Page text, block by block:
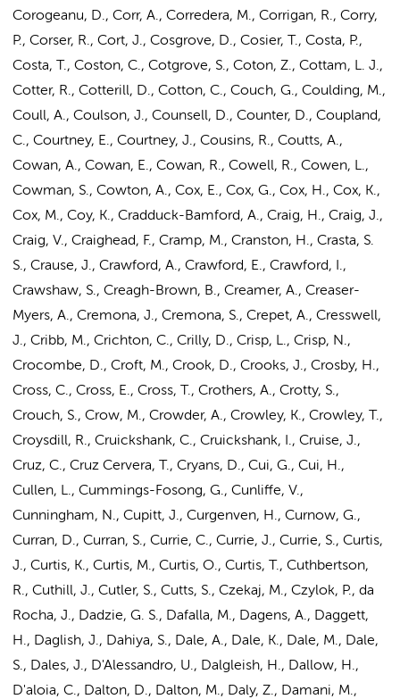
Corogeanu, D., Corr, A., Corredera, M., Corrigan, R., Corry,
P., Corser, R., Cort, J., Cosgrove, D., Cosier, T., Costa, P.,
Costa, T., Coston, C., Cotgrove, S., Coton, Z., Cottam, L. J.,
Cotter, R., Cotterill, D., Cotton, C., Couch, G., Coulding, M.,
Coull, A., Coulson, J., Counsell, D., Counter, D., Coupland,
C., Courtney, E., Courtney, J., Cousins, R., Coutts, A.,
Cowan, A., Cowan, E., Cowan, R., Cowell, R., Cowen, L.,
Cowman, S., Cowton, A., Cox, E., Cox, G., Cox, H., Cox, K.,
Cox, M., Coy, K., Cradduck-Bamford, A., Craig, H., Craig, J.,
Craig, V., Craighead, F., Cramp, M., Cranston, H., Crasta, S.
S., Crause, J., Crawford, A., Crawford, E., Crawford, I.,
Crawshaw, S., Creagh-Brown, B., Creamer, A., Creaser-
Myers, A., Cremona, J., Cremona, S., Crepet, A., Cresswell,
J., Cribb, M., Crichton, C., Crilly, D., Crisp, L., Crisp, N.,
Crocombe, D., Croft, M., Crook, D., Crooks, J., Crosby, H.,
Cross, C., Cross, E., Cross, T., Crothers, A., Crotty, S.,
Crouch, S., Crow, M., Crowder, A., Crowley, K., Crowley, T.,
Croysdill, R., Cruickshank, C., Cruickshank, I., Cruise, J.,
Cruz, C., Cruz Cervera, T., Cryans, D., Cui, G., Cui, H.,
Cullen, L., Cummings-Fosong, G., Cunliffe, V.,
Cunningham, N., Cupitt, J., Curgenven, H., Curnow, G.,
Curran, D., Curran, S., Currie, C., Currie, J., Currie, S., Curtis,
J., Curtis, K., Curtis, M., Curtis, O., Curtis, T., Cuthbertson,
R., Cuthill, J., Cutler, S., Cutts, S., Czekaj, M., Czylok, P., da
Rocha, J., Dadzie, G. S., Dafalla, M., Dagens, A., Daggett,
H., Daglish, J., Dahiya, S., Dale, A., Dale, K., Dale, M., Dale,
S., Dales, J., D'Alessandro, U., Dalgleish, H., Dallow, H.,
D'aloia, C., Dalton, D., Dalton, M., Daly, Z., Damani, M.,